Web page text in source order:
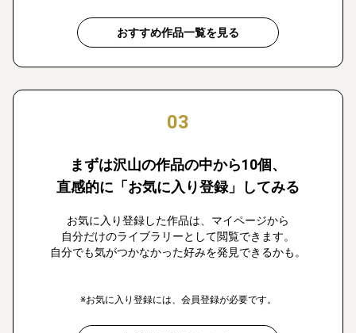
おすすめ作品一覧を見る
03
まずは沢山の作品の中から10個、
直感的に「お気に入り登録」してみる
お気に入り登録した作品は、マイページから
自分だけのライブラリーとして閲覧できます。
自分でも気がつかなかった好みを発見できるかも。
※お気に入り登録には、会員登録が必要です。